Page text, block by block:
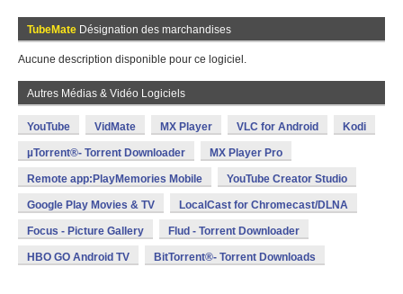
TubeMate Désignation des marchandises
Aucune description disponible pour ce logiciel.
Autres Médias & Vidéo Logiciels
YouTube VidMate MX Player VLC for Android Kodi
µTorrent®- Torrent Downloader MX Player Pro
Remote app:PlayMemories Mobile YouTube Creator Studio
Google Play Movies & TV LocalCast for Chromecast/DLNA
Focus - Picture Gallery Flud - Torrent Downloader
HBO GO Android TV BitTorrent®- Torrent Downloads